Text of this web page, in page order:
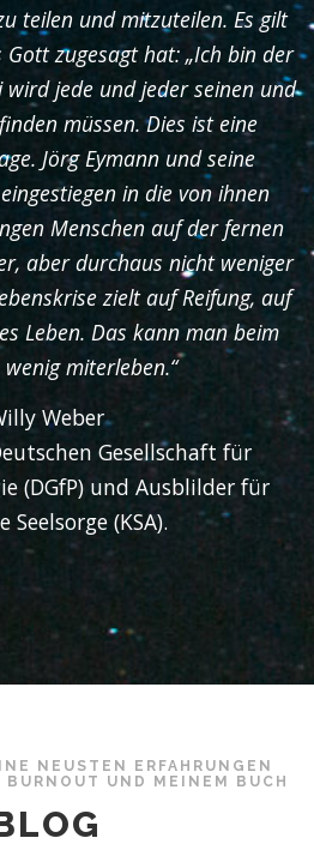
teilen und mitzuteilen. Es gilt
zugesagt hat: „Ich bin der
wird jede und jeder seinen und
müssen. Dies ist eine
Jörg Eymann und seine
in die von ihnen
Menschen auf der fernen
aber durchaus nicht weniger
zielt auf Reifung, auf
Leben. Das kann man beim
wenig miterleben.“
Weber
Gesellschaft für
(DGfP) und Ausblilder für
Seelsorge (KSA).
NEUSTEN ERFAHRUNGEN
UND MEINEM BUCH